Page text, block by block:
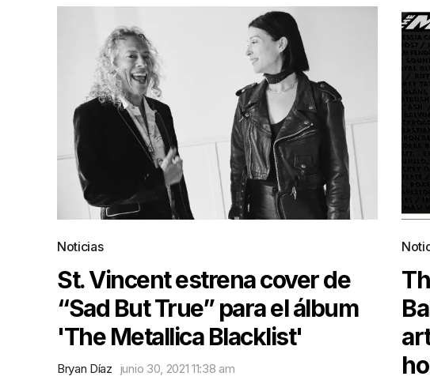
Noticias
St. Vincent estrena cover de
“Sad But True” para el álbum
'The Metallica Blacklist'
Bryan Díaz junio 30, 2021 11:38 am